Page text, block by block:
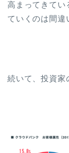
高まってきてい
ていくのは間違
続いて、投資家